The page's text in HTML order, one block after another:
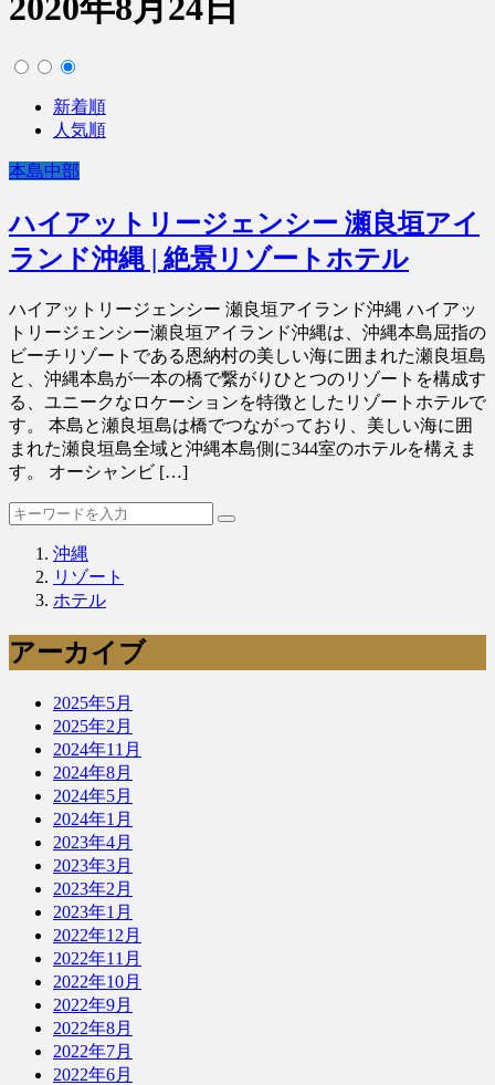
新着順
人気順
本島中部
ハイアットリージェンシー 瀬良垣アイ
ランド沖縄 | 絶景リゾートホテル
ハイアットリージェンシー 瀬良垣アイランド沖縄 ハイアッ
トリージェンシー瀬良垣アイランド沖縄は、沖縄本島屈指の
ビーチリゾートである恩納村の美しい海に囲まれた瀬良垣島
と、沖縄本島が一本の橋で繋がりひとつのリゾートを構成す
る、ユニークなロケーションを特徴としたリゾートホテルで
す。 本島と瀬良垣島は橋でつながっており、美しい海に囲
まれた瀬良垣島全域と沖縄本島側に344室のホテルを構えま
す。 オーシャンビ […]
沖縄
リゾート
ホテル
アーカイブ
2025年5月
2025年2月
2024年11月
2024年8月
2024年5月
2024年1月
2023年4月
2023年3月
2023年2月
2023年1月
2022年12月
2022年11月
2022年10月
2022年9月
2022年8月
2022年7月
2022年6月